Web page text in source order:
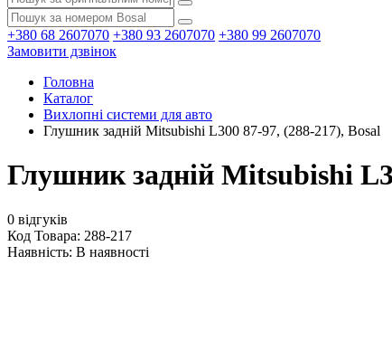
+380 68 2607070 +380 93 2607070 +380 99 2607070
Замовити дзвінок
Головна
Каталог
Вихлопні системи для авто
Глушник задній Mitsubishi L300 87-97, (288-217), Bosal
Глушник задній Mitsubishi
0 відгуків
Код Товара: 288-217
Наявність: В наявності